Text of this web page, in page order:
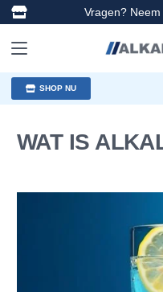
Vragen?
SHOP NU
WAT IS